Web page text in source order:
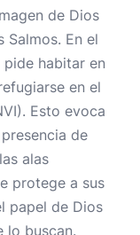
de Dios
En el
habitar en
en el
Esto evoca
de
alas
protege a sus
papel de Dios
lo buscan.